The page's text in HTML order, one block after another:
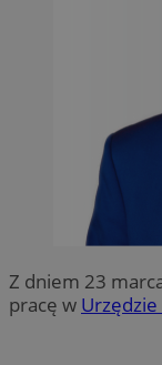
Z dniem 23
pracę w Urzędzie